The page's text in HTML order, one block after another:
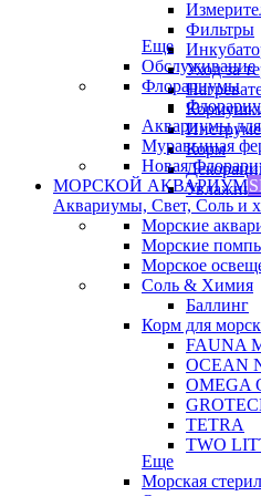
Фильтры
Уход за
Корм
Еще
Обслуживание
Флорариумы
Аквариумы
Муравьиная
Новая
МОРСКОЙ АКВАРИУМ
Аквариумы, Свет, Соль и
Морские
Морские
Морское
Соль & Химия
Баллинг
Корм для
FAUNA
OCEAN
OMEGA
TETRA
TWO
Еще
Морская